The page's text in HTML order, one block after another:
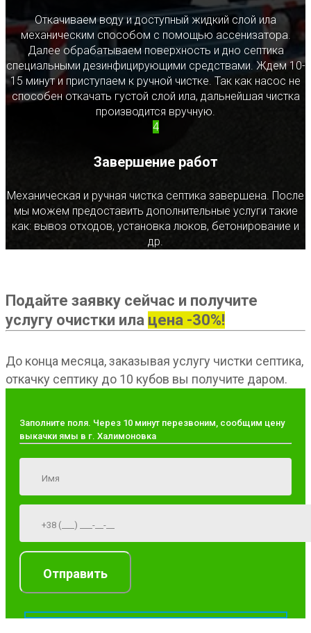
Откачиваем воду и доступный жидкий слой ила
механическим способом с помощью ассенизатора.
Далее обрабатываем поверхность и дно септика
специальными дезинфицирующими средствами. Ждем 10-
15 минут и приступаем к ручной чистке. Так как насос не
способен откачать густой слой ила, дальнейшая чистка
производится вручную.
4
Завершение работ
Механическая и ручная чистка септика завершена. После
мы можем предоставить дополнительные услуги такие
как: вывоз отходов, установка люков, бетонирование и
др.
Подайте заявку сейчас и получите
услугу очистки ила цена -30%!
До конца месяца, заказывая услугу чистки септика,
откачку септику до 10 кубов вы получите даром.
Заполните поля. Через 10 минут перезвоним, сообщим цену
выкачки ямы в г. Халимоновка